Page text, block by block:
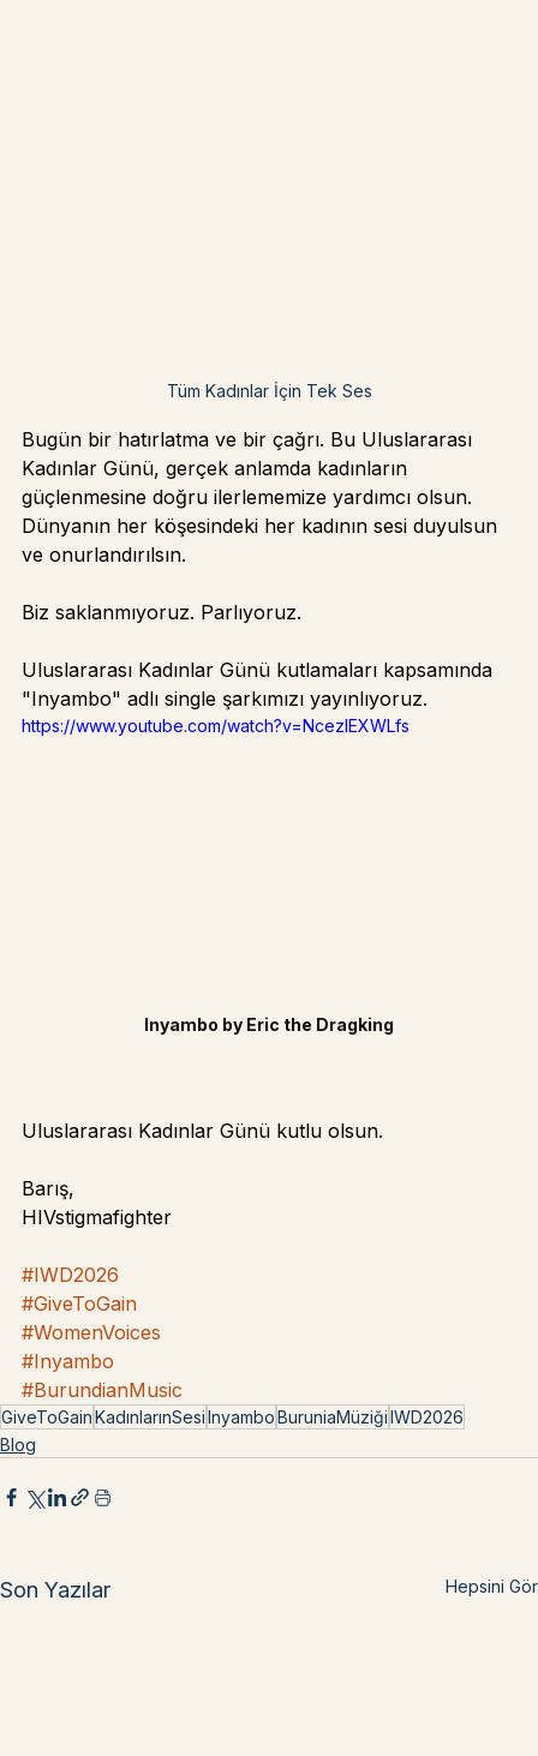
Tüm Kadınlar İçin Tek Ses
Bugün bir hatırlatma ve bir çağrı. Bu Uluslararası
Kadınlar Günü, gerçek anlamda kadınların
güçlenmesine doğru ilerlememize yardımcı olsun.
Dünyanın her köşesindeki her kadının sesi duyulsun
Uluslararası Kadınlar Günü kutlamaları kapsamında
"Inyambo" adlı single şarkımızı yayınlıyoruz.
Barış,
#IWD2026
#GiveToGain
#WomenVoices
#Inyambo
#BurundianMusic
GiveToGainKadınlarınSesiInyamboBuruniaMüziğiIWD2026